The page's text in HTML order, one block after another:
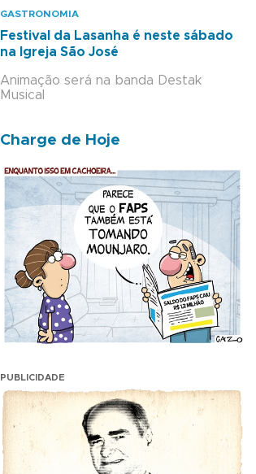
GASTRONOMIA
Festival da Lasanha é neste sábado
na Igreja São José
Animação será na banda Destak
Musical
Charge de Hoje
PUBLICIDADE